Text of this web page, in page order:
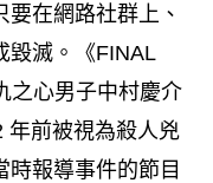
在網路社群上、
毀滅。《FINAL
之心男子中村慶介
年前被視為殺人兇
報導事件的節目